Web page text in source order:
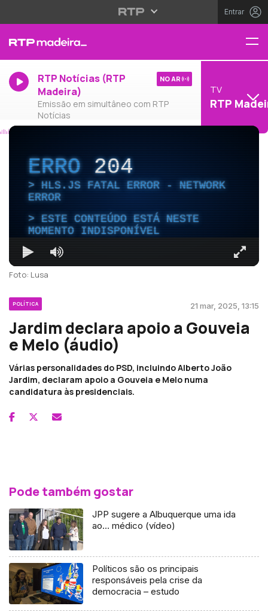
Entrar
RTP Notícias (RTP
Madeira)
Emissão em simultâneo com RTP
Notícias
NO AR
TV
RTP
ERRO204
HLS.JS FATAL ERROR - NETWORK
ERROR
ESTE CONTEÚDO ESTÁ NESTE
MOMENTO INDISPONÍVEL
Foto: Lusa
POLÍTICA 21 mar, 2025, 13:15
Jardim declara apoio a Gouveia
e Melo (áudio)
Várias personalidades do PSD, incluindo Alberto João
Jardim, declaram apoio a Gouveia e Melo numa
candidatura às presidenciais.
Pode também gostar
JPP sugere a Albuquerque uma ida
ao… médico (vídeo)
Políticos são os principais
responsáveis pela crise da
democracia – estudo